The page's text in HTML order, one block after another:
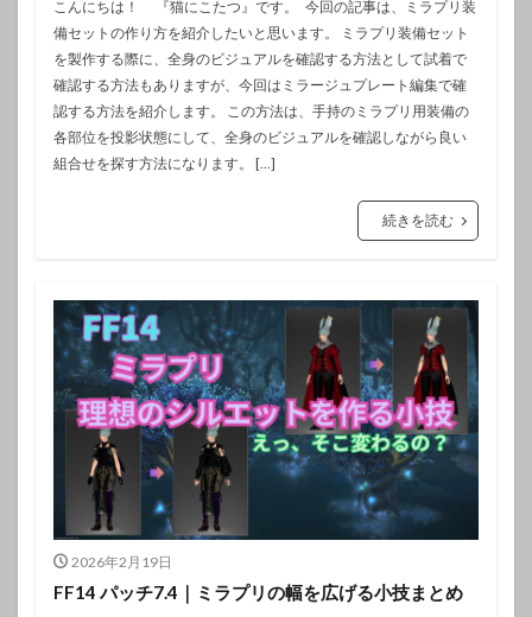
こんにちは！ 『猫にこたつ』です。 今回の記事は、ミラプリ装
備セットの作り方を紹介したいと思います。 ミラプリ装備セット
を製作する際に、全身のビジュアルを確認する方法として試着で
確認する方法もありますが、今回はミラージュプレート編集で確
認する方法を紹介します。 この方法は、手持のミラプリ用装備の
各部位を投影状態にして、全身のビジュアルを確認しながら良い
組合せを探す方法になります。 […]
続きを読む
2026年2月19日
FF14 パッチ7.4｜ミラプリの幅を広げる小技まとめ